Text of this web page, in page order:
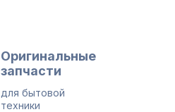
Оригинальные
запчасти
для бытовой
техники